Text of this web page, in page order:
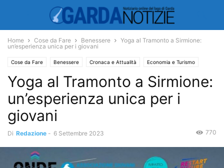
Home Cose da Fare Benessere
Yoga al Tramonto a Sirmione:
un’esperienza unica per i giovani
Cose da Fare Benessere Cronaca e Attualità Economia e Turismo
Turismo
Yoga al Tramonto a Sirmione:
un’esperienza unica per i
giovani
Di Redazione - 6 Settembre 2023 770